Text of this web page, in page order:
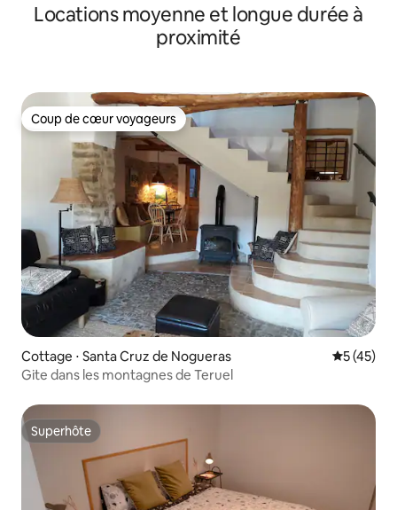
Locations moyenne et longue durée à
proximité
Coup de cœur voyageurs
Coup de cœur voyageurs
Cottage ⋅ Santa Cruz de Nogueras
5 (45)
Gite dans les montagnes de Teruel
Superhôte
Superhôte